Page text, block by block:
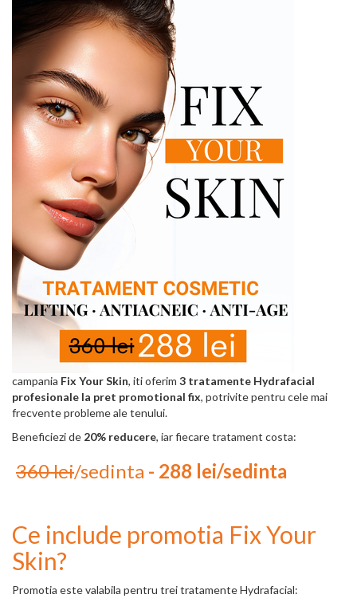
campania Fix Your Skin, iti oferim 3 tratamente Hydrafacial
profesionale la pret promotional fix, potrivite pentru cele mai
frecvente probleme ale tenului.
Beneficiezi de 20% reducere, iar fiecare tratament costa:
360 lei/sedinta - 288 lei/sedinta
Ce include promotia Fix Your
Skin?
Promotia este valabila pentru trei tratamente Hydrafacial: